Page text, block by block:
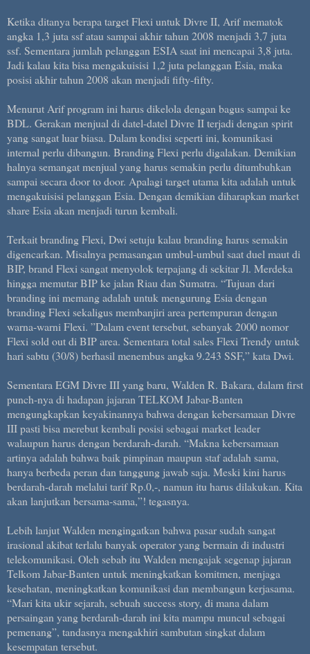
Ketika ditanya berapa target Flexi untuk Divre II, Arif mematok
angka 1,3 juta ssf atau sampai akhir tahun 2008 menjadi 3,7 juta
ssf. Sementara jumlah pelanggan ESIA saat ini mencapai 3,8 juta.
Jadi kalau kita bisa mengakuisisi 1,2 juta pelanggan Esia, maka
posisi akhir tahun 2008 akan menjadi fifty-fifty.
Menurut Arif program ini harus dikelola dengan bagus sampai ke
BDL. Gerakan menjual di datel-datel Divre II terjadi dengan spirit
yang sangat luar biasa. Dalam kondisi seperti ini, komunikasi
internal perlu dibangun. Branding Flexi perlu digalakan. Demikian
halnya semangat menjual yang harus semakin perlu ditumbuhkan
sampai secara door to door. Apalagi target utama kita adalah untuk
mengakuisisi pelanggan Esia. Dengan demikian diharapkan market
share Esia akan menjadi turun kembali.
Terkait branding Flexi, Dwi setuju kalau branding harus semakin
digencarkan. Misalnya pemasangan umbul-umbul saat duel maut di
BIP, brand Flexi sangat menyolok terpajang di sekitar Jl. Merdeka
hingga memutar BIP ke jalan Riau dan Sumatra. “Tujuan dari
branding ini memang adalah untuk mengurung Esia dengan
branding Flexi sekaligus membanjiri area pertempuran dengan
warna-warni Flexi. ”Dalam event tersebut, sebanyak 2000 nomor
Flexi sold out di BIP area. Sementara total sales Flexi Trendy untuk
hari sabtu (30/8) berhasil menembus angka 9.243 SSF,” kata Dwi.
Sementara EGM Divre III yang baru, Walden R. Bakara, dalam first
punch-nya di hadapan jajaran TELKOM Jabar-Banten
mengungkapkan keyakinannya bahwa dengan kebersamaan Divre
III pasti bisa merebut kembali posisi sebagai market leader
walaupun harus dengan berdarah-darah. “Makna kebersamaan
artinya adalah bahwa baik pimpinan maupun staf adalah sama,
hanya berbeda peran dan tanggung jawab saja. Meski kini harus
berdarah-darah melalui tarif Rp.0,-, namun itu harus dilakukan. Kita
akan lanjutkan bersama-sama,”! tegasnya.
Lebih lanjut Walden mengingatkan bahwa pasar sudah sangat
irasional akibat terlalu banyak operator yang bermain di industri
telekomunikasi. Oleh sebab itu Walden mengajak segenap jajaran
Telkom Jabar-Banten untuk meningkatkan komitmen, menjaga
kesehatan, meningkatkan komunikasi dan membangun kerjasama.
“Mari kita ukir sejarah, sebuah success story, di mana dalam
persaingan yang berdarah-darah ini kita mampu muncul sebagai
pemenang”, tandasnya mengakhiri sambutan singkat dalam
kesempatan tersebut.